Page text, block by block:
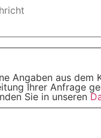
Angaben aus
Ihrer Anfrage
Sie in unseren